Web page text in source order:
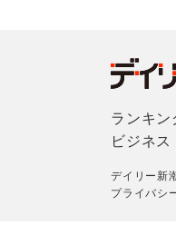
ランキン
ビジネス
デイリー新
プライバシ